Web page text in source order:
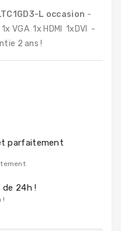
L occasion -
VGA 1x HDMI 1xDVI -
2 ans !
!